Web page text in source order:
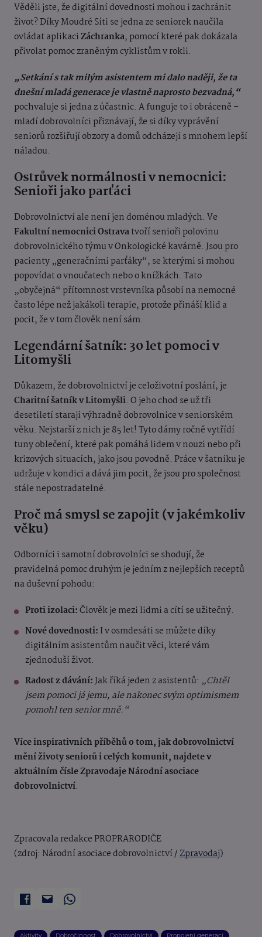
Věděli jste, že digitální dovednosti mohou i zachránit
život? Díky Moudré Síti se jedna ze seniorek naučila
ovládat aplikaciZáchranka, pomocí které pak dokázala
přivolat pomoc zraněným cyklistům v rokli.
„Setkání s tak milým asistentem mi dalo naději, že ta
dnešní mladá generace je vlastně naprosto bezvadná,“
pochvaluje si jedna z účastnic. A funguje to i obráceně –
mladí dobrovolníci přiznávají, že si díky vyprávění
seniorů rozšiřují obzory a domů odcházejí s mnohem lepší
náladou.
Ostrůvek normálnosti v nemocnici:
Senioři jako parťáci
Dobrovolnictví ale není jen doménou mladých. Ve
Fakultní nemocnici Ostravatvoří senioři polovinu
dobrovolnického týmu v Onkologické kavárně. Jsou pro
pacienty „generačními parťáky“, se kterými si mohou
popovídat o vnoučatech nebo o knížkách. Tato
„obyčejná“ přítomnost vrstevníka působí na nemocné
často lépe než jakákoli terapie, protože přináší klid a
pocit, že v tom člověk není sám.
Legendární šatník: 30 let pomoci v
Litomyšli
Důkazem, že dobrovolnictví je celoživotní poslání, je
Charitní šatník v Litomyšli. O jeho chod se už tři
desetiletí starají výhradně dobrovolnice v seniorském
věku. Nejstarší z nich je 85 let! Tyto dámy ročně vytřídí
tuny oblečení, které pak pomáhá lidem v nouzi nebo při
krizových situacích, jako jsou povodně. Práce v šatníku je
udržuje v kondici a dává jim pocit, že jsou pro společnost
stále nepostradatelné.
Proč má smysl se zapojit (v jakémkoliv
věku)
Odborníci i samotní dobrovolníci se shodují, že
pravidelná pomoc druhým je jedním z nejlepších receptů
na duševní pohodu:
Proti izolaci:Člověk je mezi lidmi a cítí se užitečný.
Nové dovednosti: I v osmdesáti se můžete díky
digitálním asistentům naučit věci, které vám
zjednoduší život.
Radost z dávání:Jak říká jeden z asistentů: „Chtěl
jsem pomoci já jemu, ale nakonec svým optimismem
pomohl ten senior mně.“
Více inspirativních příběhů o tom, jak dobrovolnictví
mění životy seniorů i celých komunit, najdete v
aktuálním čísle Zpravodaje Národní asociace
dobrovolnictví.
Zpracovala redakce PROPRARODIČE
(zdroj: Národní asociace dobrovolnictví /Zpravodaj)